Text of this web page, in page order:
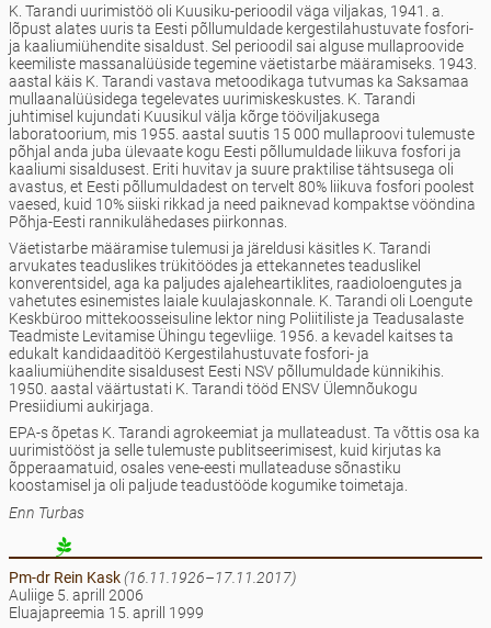
K. Tarandi uurimistöö oli Kuusiku-perioodil väga viljakas, 1941. a.
lõpust alates uuris ta Eesti põllumuldade kergestilahustuvate fosfori-
ja kaaliumiühendite sisaldust. Sel perioodil sai alguse mullaproovide
keemiliste massanalüüside tegemine väetistarbe määramiseks. 1943.
aastal käis K. Tarandi vastava metoodikaga tutvumas ka Saksamaa
mullaanalüüsidega tegelevates uurimiskeskustes. K. Tarandi
juhtimisel kujundati Kuusikul välja kõrge tööviljakusega
laboratoorium, mis 1955. aastal suutis 15 000 mullaproovi tulemuste
põhjal anda juba ülevaate kogu Eesti põllumuldade liikuva fosfori ja
kaaliumi sisaldusest. Eriti huvitav ja suure praktilise tähtsusega oli
avastus, et Eesti põllumuldadest on tervelt 80% liikuva fosfori poolest
vaesed, kuid 10% siiski rikkad ja need paiknevad kompaktse vööndina
Põhja-Eesti rannikulähedases piirkonnas.
Väetistarbe määramise tulemusi ja järeldusi käsitles K. Tarandi
arvukates teaduslikes trükitöödes ja ettekannetes teaduslikel
konverentsidel, aga ka paljudes ajaleheartiklites, raadioloengutes ja
vahetutes esinemistes laiale kuulajaskonnale. K. Tarandi oli Loengute
Keskbüroo mittekoosseisuline lektor ning Poliitiliste ja Teadusalaste
Teadmiste Levitamise Ühingu tegevliige. 1956. a kevadel kaitses ta
edukalt kandidaaditöö Kergestilahustuvate fosfori- ja
kaaliumiühendite sisaldusest Eesti NSV põllumuldade künnikihis.
1950. aastal väärtustati K. Tarandi tööd ENSV Ülemnõukogu
Presiidiumi aukirjaga.
EPA-s õpetas K. Tarandi agrokeemiat ja mullateadust. Ta võttis osa ka
uurimistööst ja selle tulemuste publitseerimisest, kuid kirjutas ka
õpperaamatuid, osales vene-eesti mullateaduse sõnastiku
koostamisel ja oli paljude teadustööde kogumike toimetaja.
Enn Turbas
Pm-dr Rein Kask(16.11.1926–17.11.2017)
Auliige 5. aprill 2006
Eluajapreemia 15. aprill 1999